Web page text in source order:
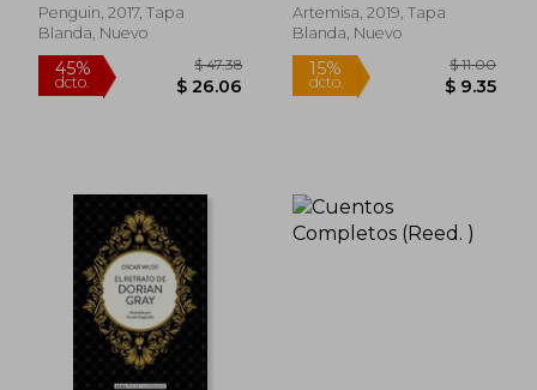
Penguin, 2017, Tapa
Blanda, Nuevo
Artemisa, 2019, Tapa
Blanda, Nuevo